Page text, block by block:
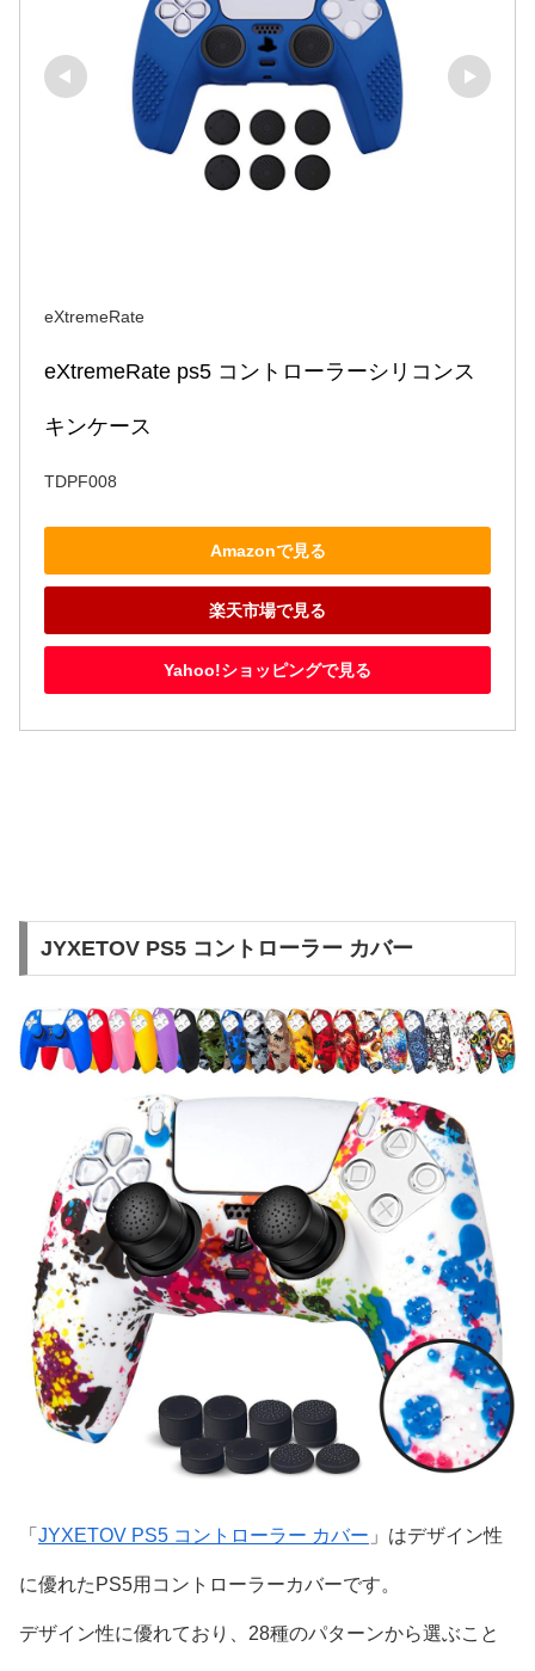
eXtremeRate
eXtremeRate ps5 コントローラーシリコンス
キンケース
TDPF008
Amazonで見る
楽天市場で見る
Yahoo!ショッピングで見る
JYXETOV PS5 コントローラー カバー
「 JYXETOV PS5 コントローラー カバー 」はデザイン性
に優れたPS5用コントローラーカバーです。
デザイン性に優れており、28種のパターンから選ぶこと